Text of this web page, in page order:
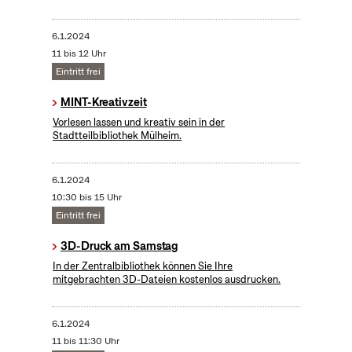
6.1.2024
11 bis 12 Uhr
Eintritt frei
MINT-Kreativzeit
Vorlesen lassen und kreativ sein in der
Stadtteilbibliothek Mülheim.
6.1.2024
10:30 bis 15 Uhr
Eintritt frei
3D-Druck am Samstag
In der Zentralbibliothek können Sie Ihre
mitgebrachten 3D-Dateien kostenlos ausdrucken.
6.1.2024
11 bis 11:30 Uhr